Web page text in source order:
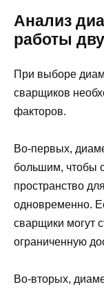
Анализ
работы
При выборе
сварщиков
факторов.
Во-первых,
большим, чтобы
пространство
одновременно.
сварщики могут
ограниченную
Во-вторых,